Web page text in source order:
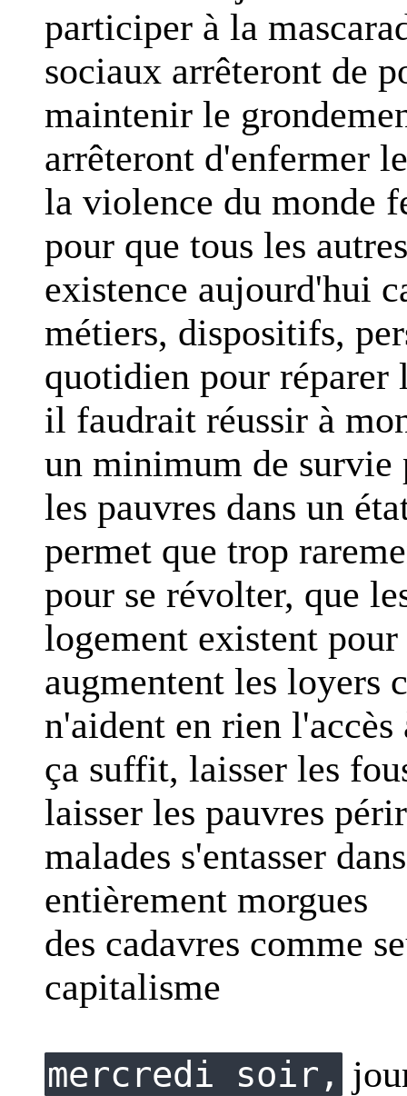
participer à la
sociaux arrêteront de
maintenir le
arrêteront d'enfermer
la violence du monde
pour que tous les
existence aujourd'hui
métiers, dispositifs,
quotidien pour réparer
il faudrait réussir à
un minimum de
les pauvres dans un
permet que trop
pour se révolter, que
logement existent
augmentent les loyers
n'aident en rien l'accès
ça suffit, laisser les
laisser les pauvres
malades s'entasser
entièrement morgues
des cadavres comme
capitalisme
mercredi soir,